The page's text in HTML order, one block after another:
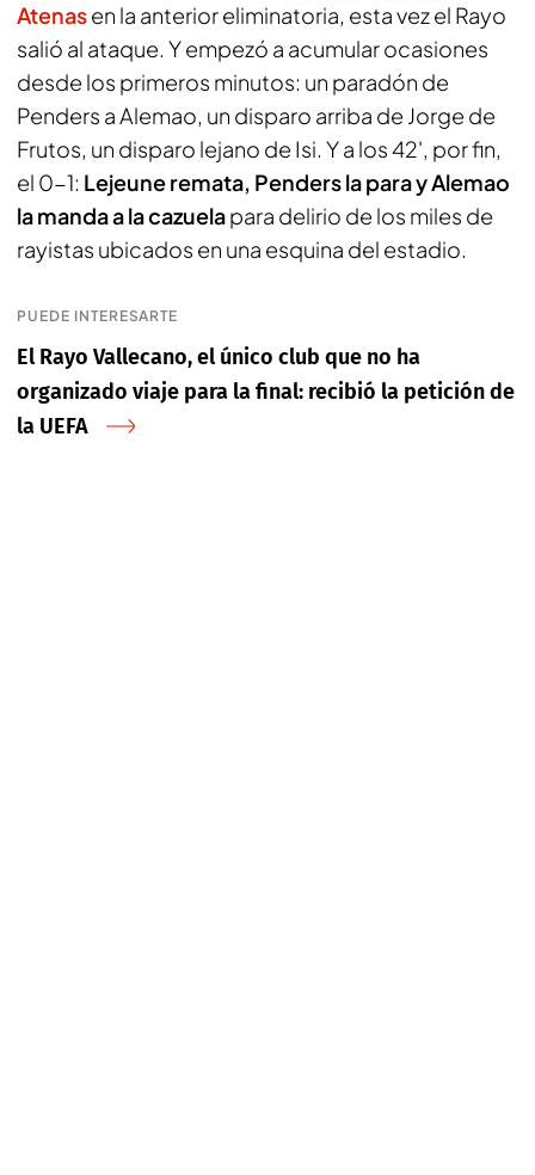
Atenasen la anterior eliminatoria, esta vez el Rayo
salió al ataque. Y empezó a acumular ocasiones
desde los primeros minutos: un paradón de
Penders a Alemao, un disparo arriba de Jorge de
Frutos, un disparo lejano de Isi. Y a los 42', por fin,
el 0-1: Lejeune remata, Penders la para y Alemao
la manda a la cazuelapara delirio de los miles de
rayistas ubicados en una esquina del estadio.
PUEDE INTERESARTE
El Rayo Vallecano, el único club que no ha
organizado viaje para la final: recibió la petición de
la UEFA